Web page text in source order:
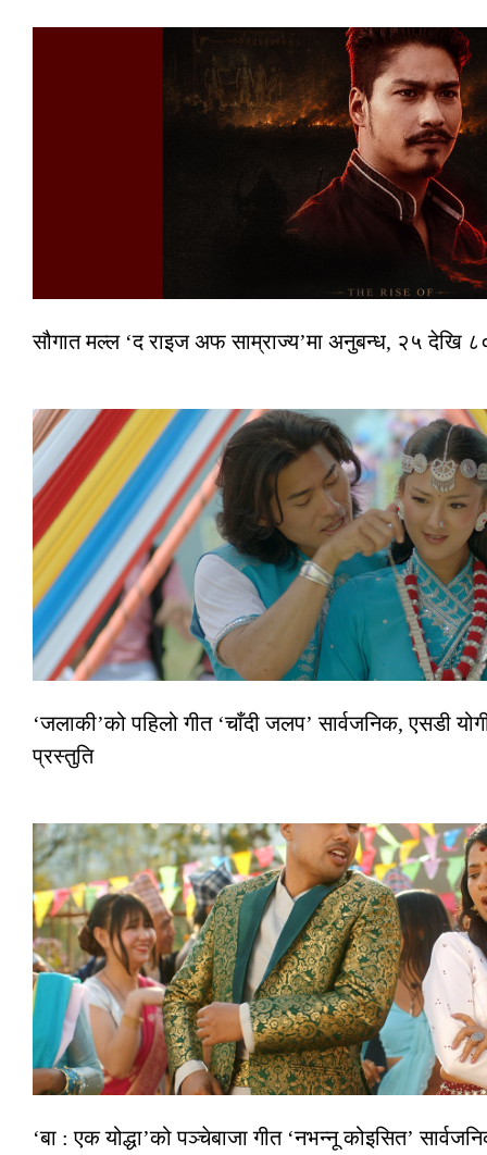
सौगात मल्ल ‘द राइज अफ साम्राज्य’मा अनुबन्ध, २५ देखि
‘जलाकी’को पहिलो गीत ‘चाँदी जलप’ सार्वजनिक, एसडी
प्रस्तुति
‘बा : एक योद्धा’को पञ्चेबाजा गीत ‘नभन्नू कोइसित’